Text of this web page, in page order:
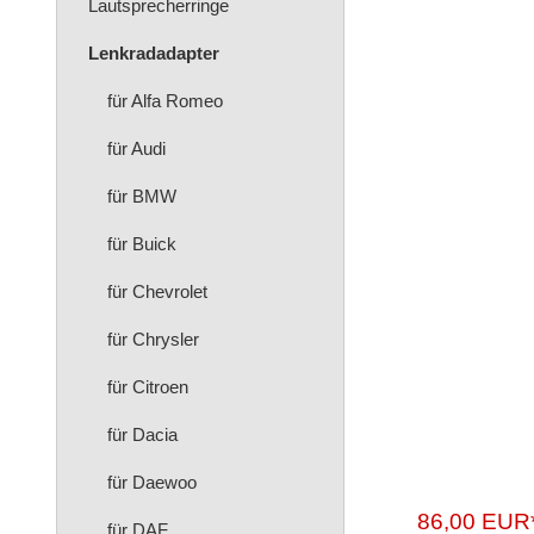
Lautsprecherringe
Lenkradadapter
für Alfa Romeo
für Audi
für BMW
für Buick
für Chevrolet
für Chrysler
für Citroen
für Dacia
für Daewoo
für DAF 86,00